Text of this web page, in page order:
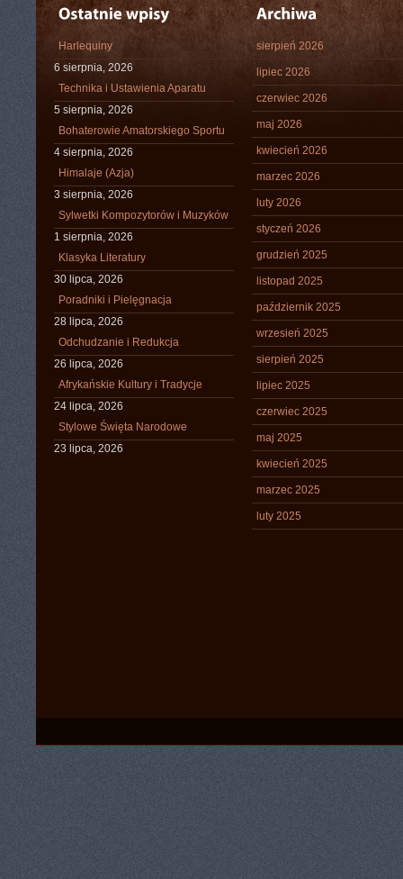
Harlequiny
6 sierpnia, 2026
Technika i Ustawienia Aparatu
5 sierpnia, 2026
Bohaterowie Amatorskiego Sportu
4 sierpnia, 2026
Himalaje (Azja)
3 sierpnia, 2026
Sylwetki Kompozytorów i Muzyków
1 sierpnia, 2026
Klasyka Literatury
30 lipca, 2026
Poradniki i Pielęgnacja
28 lipca, 2026
Odchudzanie i Redukcja
26 lipca, 2026
Afrykańskie Kultury i Tradycje
24 lipca, 2026
Stylowe Święta Narodowe
23 lipca, 2026
sierpień 2026
lipiec 2026
czerwiec 2026
maj 2026
kwiecień 2026
marzec 2026
luty 2026
styczeń 2026
grudzień 2025
listopad 2025
październik 2025
wrzesień 2025
sierpień 2025
lipiec 2025
czerwiec 2025
maj 2025
kwiecień 2025
marzec 2025
luty 2025